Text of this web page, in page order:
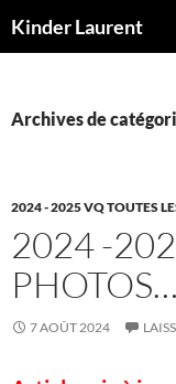
auKinder Laurent
Archives de
2024 - 2025 VQ TOUTES
2024 -
PHOTOS…
7 AOÛT 2024